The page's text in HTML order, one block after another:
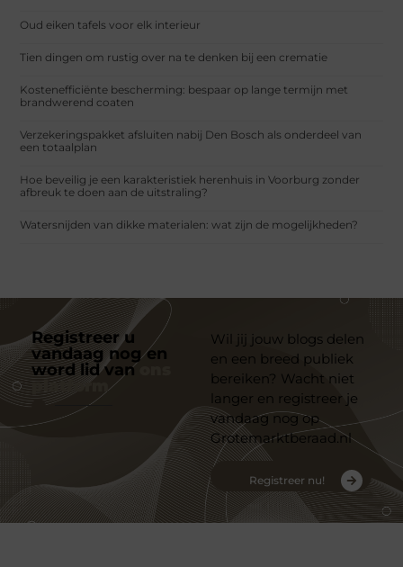
Oud eiken tafels voor elk interieur
Tien dingen om rustig over na te denken bij een crematie
Kostenefficiënte bescherming: bespaar op lange termijn met
brandwerend coaten
Verzekeringspakket afsluiten nabij Den Bosch als onderdeel van
een totaalplan
Hoe beveilig je een karakteristiek herenhuis in Voorburg zonder
afbreuk te doen aan de uitstraling?
Watersnijden van dikke materialen: wat zijn de mogelijkheden?
Registreer u
vandaag nog en
word lid van
platform
Wil jij jouw blogs delen
en een breed publiek
bereiken? Wacht niet
langer en registreer je
vandaag nog op
Grotemarktberaad.nl
Registreer nu!